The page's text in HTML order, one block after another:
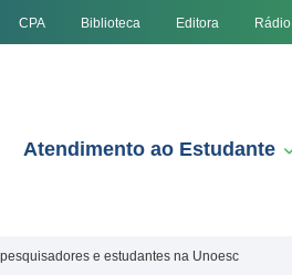
CPA Biblioteca Editora Rádio
Atendimento ao Estudante
e estudantes na Unoesc